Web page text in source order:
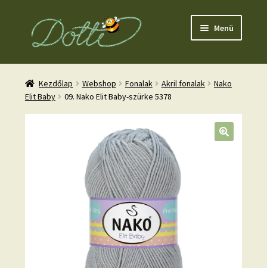
Ugrás
Kilépés
Menü
Kezdőlap Webshop Fonalak Akril fonalak
Nako
Elit Baby
09. Nako Elit Baby-szürke 5378